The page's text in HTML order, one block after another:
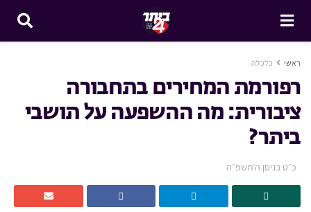
ראשי כלכלה
רפורמת המחירים בתחבורה
ציבורית: מה ההשפעה על תושבי
ביתר?
כ״ט בניסן ה׳תשפ״ה